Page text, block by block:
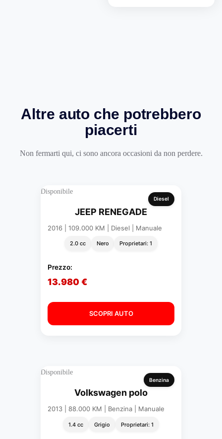
Altre auto che potrebbero
piacerti
Non fermarti qui, ci sono ancora occasioni da non perdere.
Diesel
Disponibile
JEEP RENEGADE
2016 | 109.000 KM | Diesel | Manuale
2.0 cc Nero Proprietari: 1
Prezzo:
13.980 €
SCOPRI AUTO
Benzina
Disponibile
Volkswagen polo
2013 | 88.000 KM | Benzina | Manuale
1.4 cc Grigio Proprietari: 1